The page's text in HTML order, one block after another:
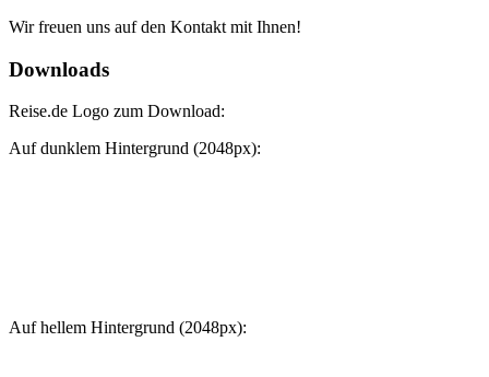
Wir freuen uns auf den Kontakt mit Ihnen!
Downloads
Reise.de Logo zum Download:
Auf dunklem Hintergrund (2048px):
Auf hellem Hintergrund (2048px):